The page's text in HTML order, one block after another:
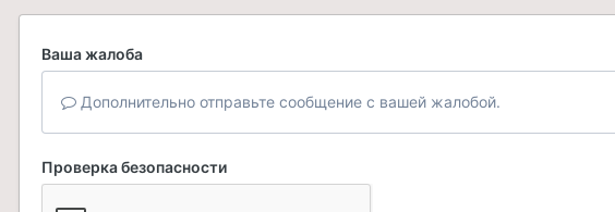
Ваша жалоба
Дополнительно отправьте сообщение с вашей жалобой.
Проверка безопасности